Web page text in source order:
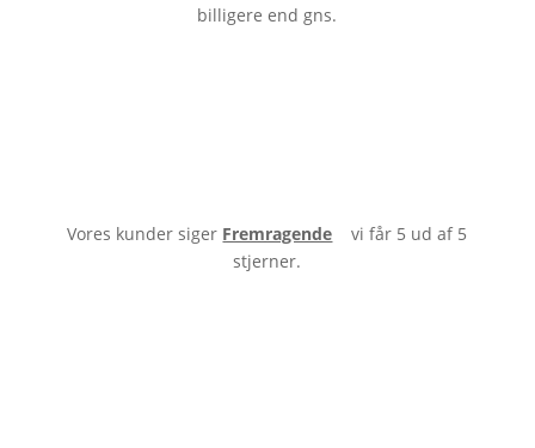
billigere end gns.
Vores kunder siger Fremragende
vi får 5 ud af 5
stjerner.